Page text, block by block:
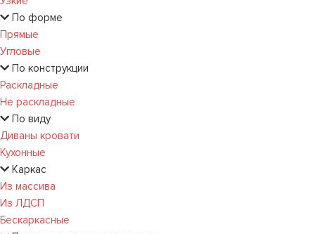
По форме
Прямые
Угловые
По конструкции
Раскладные
Не раскладные
По виду
Диваны кровати
Кухонные
Каркас
Из массива
Из ЛДСП
Бескаркасные